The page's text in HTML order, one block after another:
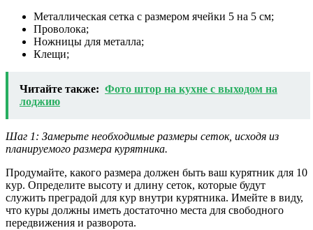
Металлическая сетка с размером ячейки 5 на 5 см;
Проволока;
Ножницы для металла;
Клещи;
Читайте также: Фото штор на кухне с выходом на
лоджию
Шаг 1: Замерьте необходимые размеры сеток, исходя из
планируемого размера курятника.
Продумайте, какого размера должен быть ваш курятник для 10
кур. Определите высоту и длину сеток, которые будут
служить преградой для кур внутри курятника. Имейте в виду,
что куры должны иметь достаточно места для свободного
передвижения и разворота.